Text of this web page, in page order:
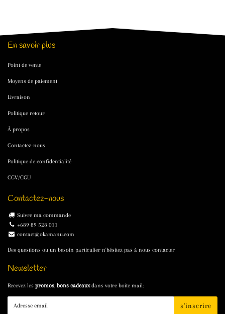
En savoir plus
Point de vente
Moyens de paiement
Livraison
Politique retour
À propos
Contactez-nous
Politique de confidentialité
CGV/CGU
Contactez-nous
Suivre ma commande
+689 89 528 011
contact@okamanu.com
Des questions ou un besoin particulier n'hésitez pas à nous contacter
Newsletter
Recevez les promos, bons cadeauxdans votre boite mail:
s'inscrire